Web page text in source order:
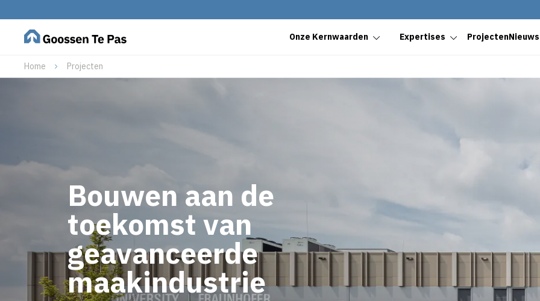
Onze Kernwaarden Expertises ProjectenNieuws
Home Projecten
Bouwen aan de
toekomst van
geavanceerde
maakindustrie